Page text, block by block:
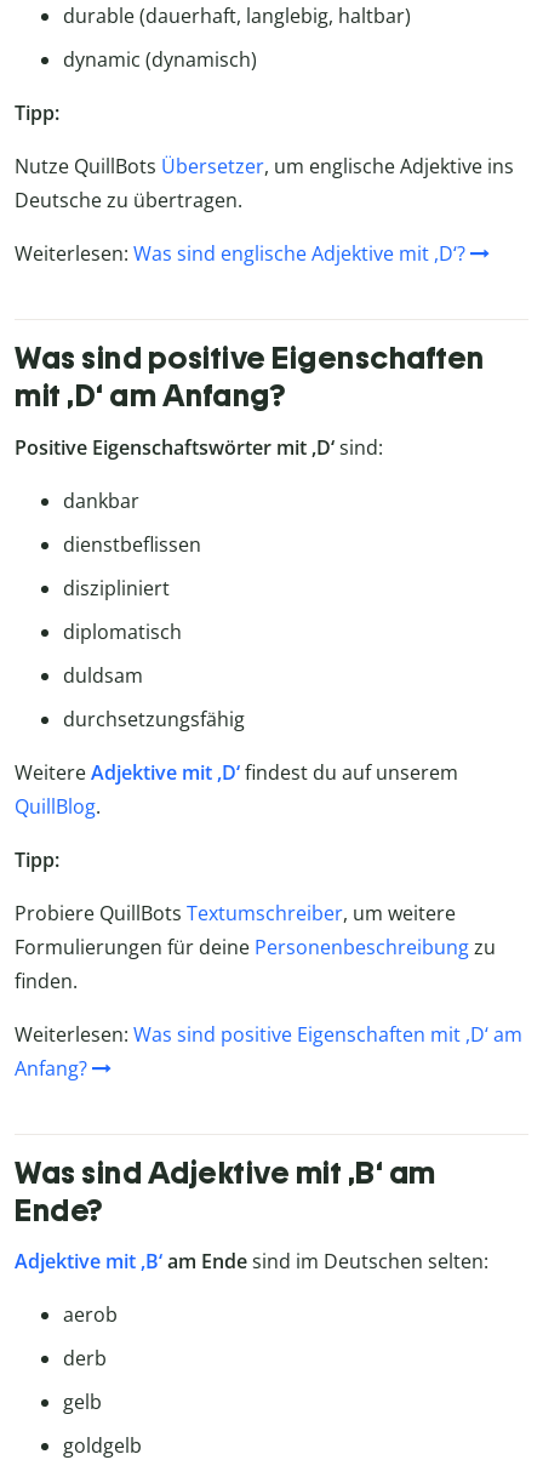
durable (dauerhaft, langlebig, haltbar)
dynamic (dynamisch)
Tipp:
Nutze QuillBots Übersetzer, um englische Adjektive ins
Deutsche zu übertragen.
Weiterlesen: Was sind englische Adjektive mit ,D‘?
Was sind positive Eigenschaften
mit ,D‘ am Anfang?
Positive Eigenschaftswörter mit ,D‘sind:
dankbar
dienstbeflissen
diszipliniert
diplomatisch
duldsam
durchsetzungsfähig
WeitereAdjektive mit ,D‘findest du auf unserem
QuillBlog.
Tipp:
Probiere QuillBots Textumschreiber, um weitere
Formulierungen für deine Personenbeschreibungzu
finden.
Weiterlesen: Was sind positive Eigenschaften mit ,D‘ am
Anfang?
Was sind Adjektive mit ,B‘ am
Ende?
Adjektive mit ,B‘am Endesind im Deutschen selten:
aerob
derb
gelb
goldgelb